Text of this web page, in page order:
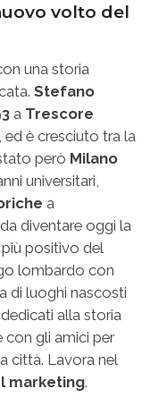
volto del
una storia
Stefano
a Trescore
ed è cresciuto tra la
però Milano
universitari,
a
diventare oggi la
positivo del
lombardo con
di luoghi nascosti
alla storia
con gli amici per
città. Lavora nel
marketing.